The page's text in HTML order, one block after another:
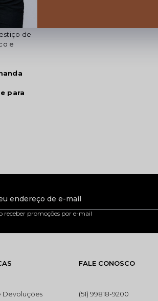
dois
de
e
para
endereço de e-mail
receber promoções por e-mail
Devoluções
FALE CONOSCO
(51) 99818-9200